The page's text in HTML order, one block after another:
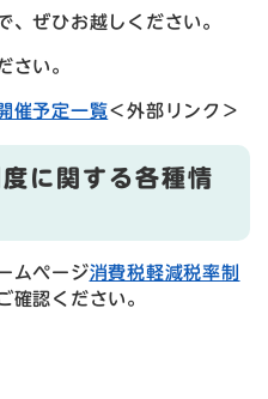
ぜひお越しください。
さい。
催予定一覧＜外部リンク＞
に関する各種情
ムページ消費税軽減税率制
確認ください。